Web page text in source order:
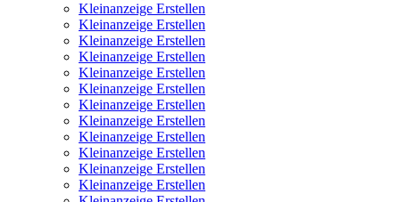
Kleinanzeige Erstellen
Kleinanzeige Erstellen
Kleinanzeige Erstellen
Kleinanzeige Erstellen
Kleinanzeige Erstellen
Kleinanzeige Erstellen
Kleinanzeige Erstellen
Kleinanzeige Erstellen
Kleinanzeige Erstellen
Kleinanzeige Erstellen
Kleinanzeige Erstellen
Kleinanzeige Erstellen